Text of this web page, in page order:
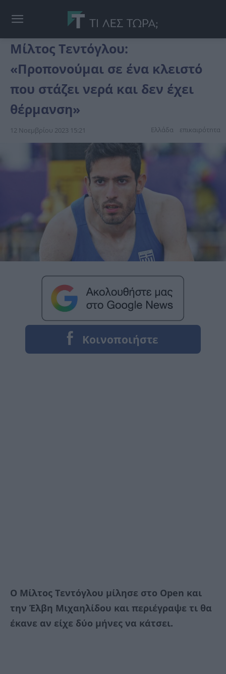
Μίλτος Τεντόγλου:
«Προπονούμαι σε ένα κλειστό
που στάζει νερά και δεν έχει
θέρμανση»
12 Νοεμβρίου 2023 15:21 Ελλάδα επικαιpότnτα
Ο Μίλτος Τεντόγλου μίλησε στο Οpen και
την Έλβη Μιχαηλίδου και περιέγραψε τι θα
έκανε αν είχε δύο μήνες να κάτσει.